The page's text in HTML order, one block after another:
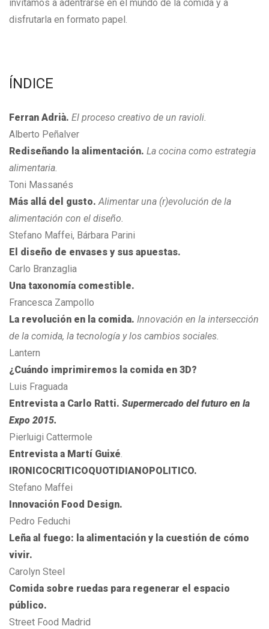
invitamos a adentrarse en el mundo de la comida y a
disfrutarla en formato papel.
ÍNDICE
Ferran Adrià. El proceso creativo de un ravioli.
Alberto Peñalver
Rediseñando la alimentación. La cocina como estrategia
alimentaria.
Toni Massanés
Más allá del gusto.Alimentar una (r)evolución de la
alimentación con el diseño.
Stefano Maffei, Bárbara Parini
El diseño de envases y sus apuestas.
Carlo Branzaglia
Una taxonomía comestible.
Francesca Zampollo
La revolución en la comida. Innovación en la intersección
de la comida, la tecnología y los cambios sociales.
Lantern
¿Cuándo imprimiremos la comida en 3D?
Luis Fraguada
Entrevista a Carlo Ratti. Supermercado del futuro en la
Expo 2015.
Pierluigi Cattermole
Entrevista a Martí Guixé.
IRONICOCRITICOQUOTIDIANOPOLITICO.
Stefano Maffei
Innovación Food Design.
Pedro Feduchi
Leña al fuego: la alimentación y la cuestión de cómo
vivir.
Carolyn Steel
Comida sobre ruedas para regenerar el espacio
público.
Street Food Madrid